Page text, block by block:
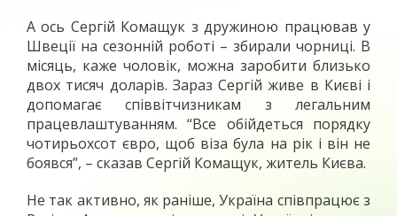
А ось Сергій Комащук з дружиною працював у
Швеції на сезонній роботі – збирали чорниці. В
місяць, каже чоловік, можна заробити близько
двох тисяч доларів. Зараз Сергій живе в Києві і
допомагає співвітчизникам з легальним
працевлаштуванням. “Все обійдеться порядку
чотирьохсот євро, щоб віза була на рік і він не
боявся”, – сказав Сергій Комащук, житель Києва.
Не так активно, як раніше, Україна співпрацює з